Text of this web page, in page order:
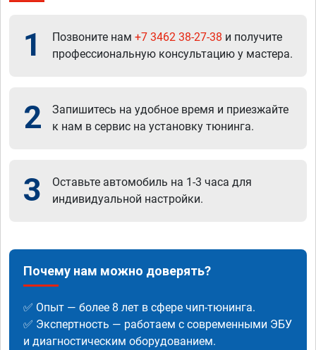
1 Позвоните нам +7 3462 38-27-38 и получите
профессиональную консультацию у мастера.
2
Запишитесь на удобное время и приезжайте
к нам в сервис на установку тюнинга.
3
Оставьте автомобиль на 1-3 часа для
индивидуальной настройки.
Почему нам можно доверять?
✅ Опыт — более 8 лет в сфере чип-тюнинга.
✅ Экспертность — работаем с современными ЭБУ
и диагностическим оборудованием.